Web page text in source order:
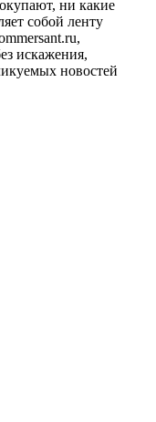
ни какие
собой ленту
искажения,
новостей